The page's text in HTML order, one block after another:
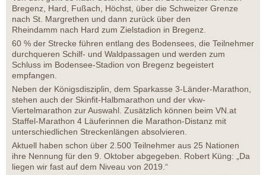
Bregenz, Hard, Fußach, Höchst, über die Schweizer Grenze
nach St. Margrethen und dann zurück über den
Rheindamm nach Hard zum Zielstadion in Bregenz.
60 % der Strecke führen entlang des Bodensees, die Teilnehmer
durchqueren Schilf- und Waldpassagen und werden zum
Schluss im Bodensee-Stadion von Bregenz begeistert
empfangen.
Neben der Königsdisziplin, dem Sparkasse 3-Länder-Marathon,
stehen auch der Skinfit-Halbmarathon und der vkw-
Viertelmarathon zur Auswahl. Zusätzlich können beim VN.at
Staffel-Marathon 4 Läuferinnen die Marathon-Distanz mit
unterschiedlichen Streckenlängen absolvieren.
Aktuell haben schon über 2.500 Teilnehmer aus 25 Nationen
ihre Nennung für den 9. Oktober abgegeben. Robert Küng: „Da
liegen wir fast auf dem Niveau von 2019.“